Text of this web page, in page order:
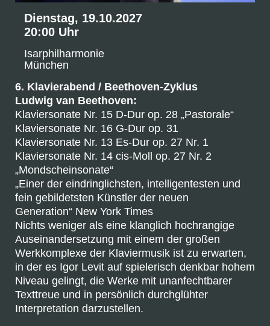
Dienstag, 19.10.2027
20:00 Uhr
Isarphilharmonie
München
6. Klavierabend / Beethoven-Zyklus
Ludwig van Beethoven:
Klaviersonate Nr. 15 D-Dur op. 28 „Pastorale“
Klaviersonate Nr. 16 G-Dur op. 31
Klaviersonate Nr. 13 Es-Dur op. 27 Nr. 1
Klaviersonate Nr. 14 cis-Moll op. 27 Nr. 2
„Mondscheinsonate“
„Einer der eindringlichsten, intelligentesten und
fein gebildetsten Künstler der neuen
Generation“ New York Times
Nichts weniger als eine klanglich hochrangige
Auseinandersetzung mit einem der großen
Werkkomplexe der Klaviermusik ist zu erwarten,
in der es Igor Levit auf spielerisch denkbar hohem
Niveau gelingt, die Werke mit unanfechtbarer
Texttreue und in persönlich durchglühter
Interpretation darzustellen.